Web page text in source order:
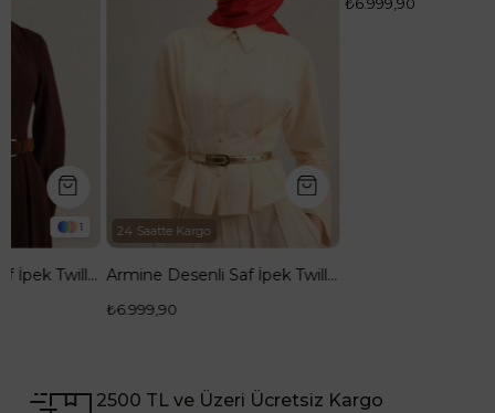
Armine Desenli Saf İpek Twill Eşarp 9352--04
24 Saatte Kargo
Armine Desenli Saf İpek Twill Eşarp 9348--85
₺6.999,90
2500 TL ve Üzeri Ücretsiz Kargo